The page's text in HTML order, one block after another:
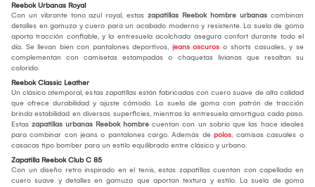
Reebok Urbanas Royal
Con un vibrante tono azul royal, estas zapatillas Reebok hombre urbanas combinan
detalles en gamuza y cuero para un acabado moderno y resistente. La suela de goma
aporta tracción confiable, y la entresuela acolchada asegura confort durante todo el
día. Se llevan bien con pantalones deportivos, jeans oscuros o shorts casuales, y se
complementan con camisetas estampadas o chaquetas livianas que resaltan su
colorido.
Reebok Classic Leather
Un clásico atemporal, estas zapatillas están fabricadas con cuero suave de alta calidad
que ofrece durabilidad y ajuste cómodo. La suela de goma con patrón de tracción
brinda estabilidad en diversas superficies, mientras la entresuela amortigua cada paso.
Estas zapatillas urbanas Reebok hombre cuentan con un sobrio que las hace ideales
para combinar con jeans o pantalones cargo. Además de polos, camisas casuales o
casacas tipo bomber para un estilo equilibrado entre clásico y urbano.
Zapatilla Reebok Club C 85
Con un diseño retro inspirado en el tenis, estas zapatillas cuentan con capellada en
cuero suave y detalles en gamuza que aportan textura y estilo. La suela de goma